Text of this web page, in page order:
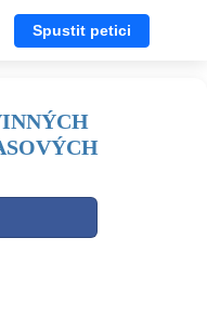
Spustit petici